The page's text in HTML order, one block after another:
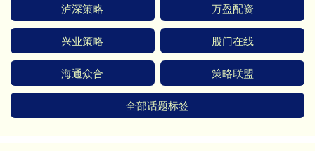
泸深策略 万盈配资
兴业策略 股门在线
海通众合 策略联盟
全部话题标签